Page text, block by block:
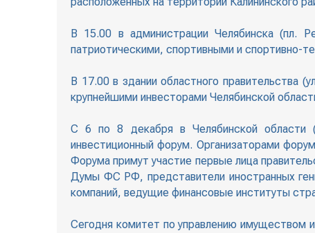
В 15.00 в администрации Челябинска (пл.
патриотическими, спортивными и спортивно-
В 17.00 в здании областного правительства
крупнейшими инвесторами Челябинской
С 6 по 8 декабря в Челябинской области
инвестиционный форум. Организаторами
Форума примут участие первые лица
Думы ФС РФ, представители иностранных
компаний, ведущие финансовые институты
Сегодня комитет по управлению имуществом